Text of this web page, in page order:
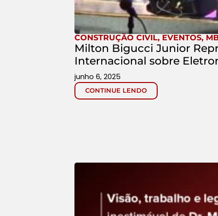
CONSTRUÇÃO CIVIL, EVENTOS,
Milton Bigucci Junior
Internacional sobre
CONTINUE LENDO
junho 6, 2025